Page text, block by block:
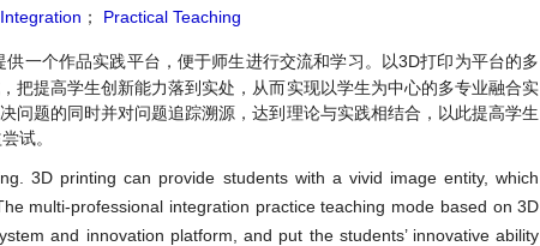
； Practical Teaching
一个作品实践平台，便于师生进行交流和学习。以3D打印为平台的多
把提高学生创新能力落到实处，从而实现以学生为中心的多专业融合实
问题的同时并对问题追踪溯源，达到理论与实践相结合，以此提高学生
试。
3D printing can provide students with a vivid image entity, which
multi-professional integration practice teaching mode based on 3D
and innovation platform, and put the students’ innovative ability